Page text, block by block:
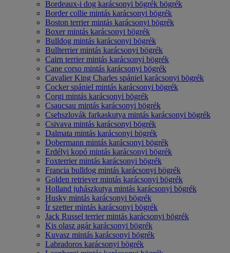
Bordeaux-i dog karácsonyi bögrék bögrék
Border collie mintás karácsonyi bögrék
Boston terrier mintás karácsonyi bögrék
Boxer mintás karácsonyi bögrék
Bulldog mintás karácsonyi bögrék
Bullterrier mintás karácsonyi bögrék
Cairn terrier mintás karácsonyi bögrék
Cane corso mintás karácsonyi bögrék
Cavalier King Charles spániel karácsonyi bögrék
Cocker spániel mintás karácsonyi bögrék
Corgi mintás karácsonyi bögrék
Csaucsau mintás karácsonyi bögrék
Csehszlovák farkaskutya mintás karácsonyi bögrék
Csivava mintás karácsonyi bögrék
Dalmata mintás karácsonyi bögrék
Dobermann mintás karácsonyi bögrék
Erdélyi kopó mintás karácsonyi bögrék
Foxterrier mintás karácsonyi bögrék
Francia bulldog mintás karácsonyi bögrék
Golden retriever mintás karácsonyi bögrék
Holland juhászkutya mintás karácsonyi bögrék
Husky mintás karácsonyi bögrék
Ír szetter mintás karácsonyi bögrék
Jack Russel terrier mintás karácsonyi bögrék
Kis olasz agár karácsonyi bögrék
Kuvasz mintás karácsonyi bögrék
Labradoros karácsonyi bögrék